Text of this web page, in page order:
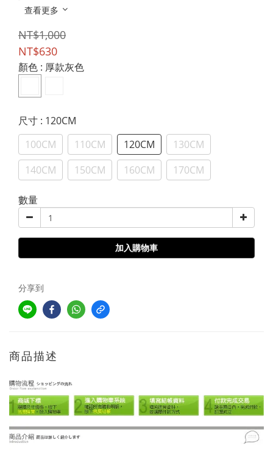
查看更多
NT$1,000
NT$630
顏色 : 厚款灰色
尺寸 : 120CM
100CM
110CM 120CM
130CM
140CM
150CM 160CM 170CM
數量
加入購物車
分享到
商品描述